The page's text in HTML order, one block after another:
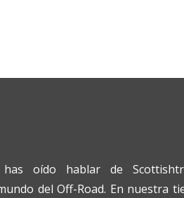
oído hablar de
del Off-Road. En nuestra